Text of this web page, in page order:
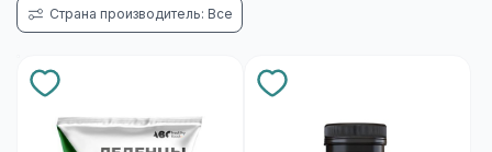
Страна производитель: Все